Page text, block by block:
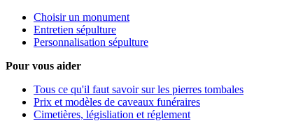
Choisir un monument
Entretien sépulture
Personnalisation sépulture
Pour vous aider
Tous ce qu'il faut savoir sur les pierres tombales
Prix et modèles de caveaux funéraires
Cimetières, législiation et réglement